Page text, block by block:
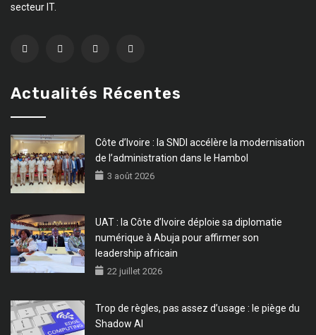
secteur IT.
Actualités Récentes
Côte d’Ivoire : la SNDI accélère la modernisation
de l’administration dans le Hambol
3 août 2026
UAT : la Côte d’Ivoire déploie sa diplomatie
numérique à Abuja pour affirmer son
leadership africain
22 juillet 2026
Trop de règles, pas assez d’usage : le piège du
Shadow AI